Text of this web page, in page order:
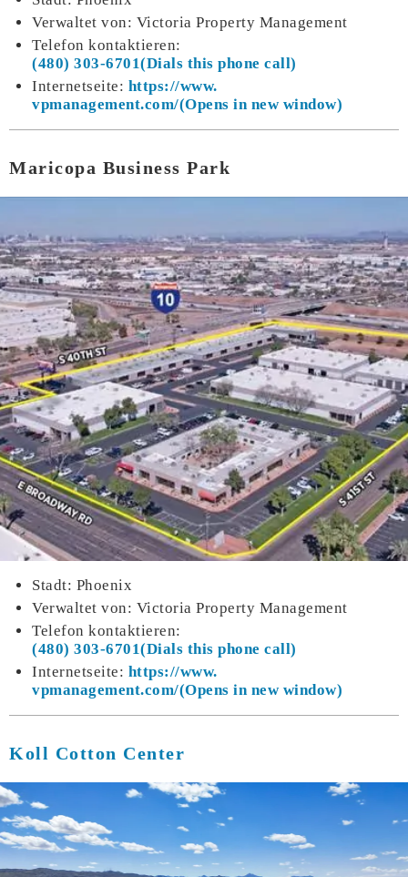
Verwaltet von: Victoria Property Management
Telefon kontaktieren:
(480) 303-6701
Internetseite: https://www.
vpmanagement.com/
Maricopa Business Park
Stadt: Phoenix
Verwaltet von: Victoria Property Management
Telefon kontaktieren:
(480) 303-6701
Internetseite: https://www.
vpmanagement.com/
Koll Cotton Center